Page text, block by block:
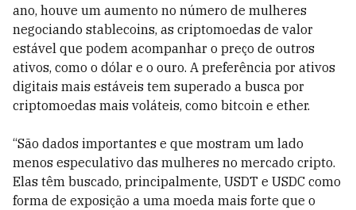
ano, houve um aumento no número de mulheres
negociando stablecoins, as criptomoedas de valor
estável que podem acompanhar o preço de outros
ativos, como o dólar e o ouro. A preferência por ativos
digitais mais estáveis tem superado a busca por
criptomoedas mais voláteis, como bitcoin e ether.
“São dados importantes e que mostram um lado
menos especulativo das mulheres no mercado cripto.
Elas têm buscado, principalmente, USDT e USDC como
forma de exposição a uma moeda mais forte que o